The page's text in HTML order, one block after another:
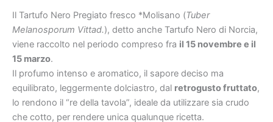
Il Tartufo Nero Pregiato fresco *Molisano (Tuber
Melanosporum Vittad.), detto anche Tartufo Nero di Norcia,
viene raccolto nel periodo compreso fra il 15 novembre e il
15 marzo.
Il profumo intenso e aromatico, il sapore deciso ma
equilibrato, leggermente dolciastro, dal retrogusto fruttato,
lo rendono il “re della tavola”, ideale da utilizzare sia crudo
che cotto, per rendere unica qualunque ricetta.